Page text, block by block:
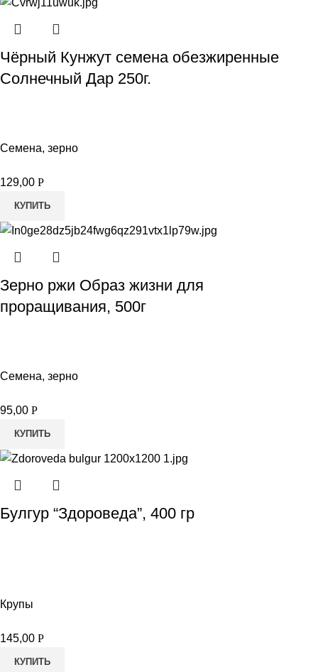
Чёрный Кунжут семена обезжиренные
Солнечный Дар 250г.
Семена, зерно
129,00 Р
КУПИТЬ
Зерно ржи Образ жизни для
проращивания, 500г
Семена, зерно
95,00 Р
КУПИТЬ
Булгур “Здороведа”, 400 гр
Крупы
145,00 Р
КУПИТЬ